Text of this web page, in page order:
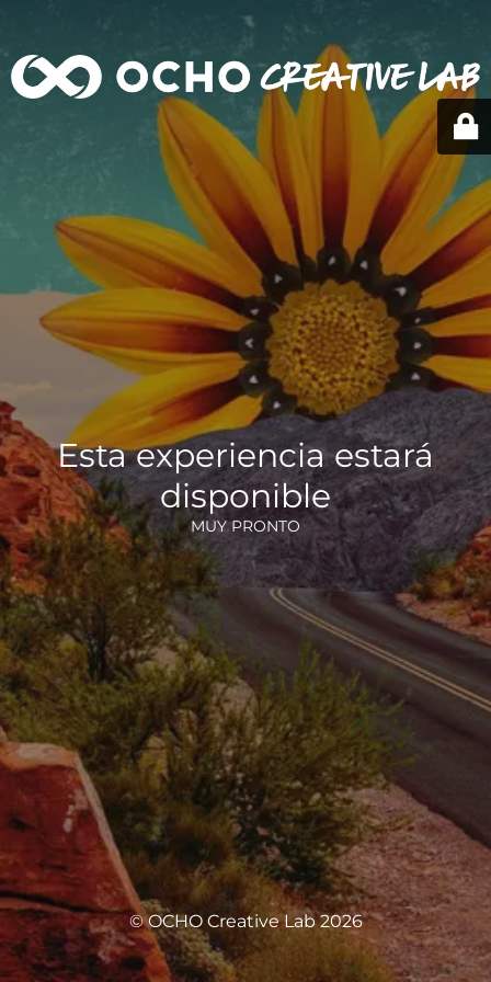
Esta experiencia estará
disponible
MUY PRONTO
© OCHO Creative Lab 2026